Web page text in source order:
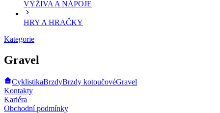
VÝŽIVA A NÁPOJE
HRY A HRAČKY
Kategorie
Gravel
CyklistikaBrzdyBrzdy kotoučovéGravel
Kontakty
Kariéra
Obchodní podmínky